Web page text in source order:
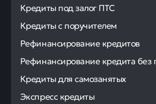
Кредиты под залог ПТС
Кредиты с поручителем
Рефинансирование кредитов
Рефинансирование кредита без
Кредиты для самозанятых
Экспресс кредиты